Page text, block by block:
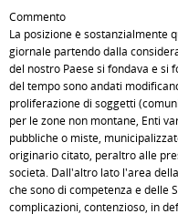
Commento
La posizione è sostanzialmente
giornale partendo dalla
del nostro Paese si fondava e si
del tempo sono andati
proliferazione di soggetti
per le zone non montane, Enti
pubbliche o miste,
originario citato, peraltro alle
società. Dall'altro lato l'area
che sono di competenza e delle
complicazioni, contenzioso, in